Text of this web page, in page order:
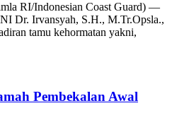
RI/Indonesian Coast Guard) —
Dr. Irvansyah, S.H., M.Tr.Opsla.,
tamu kehormatan yakni,
Pembekalan Awal